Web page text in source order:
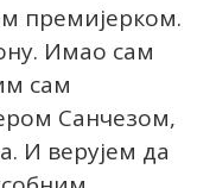
премијерком.
Имао сам
сам
Санчезом,
И верујем да